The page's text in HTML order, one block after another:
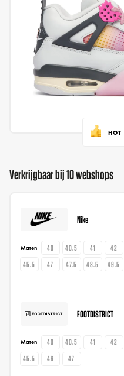
HOT
Verkrijgbaar bij 10 webshops
Nike
Maten 40 40.5 41 42
45.5
47 47.5 48.5 49.5
FOOTDISTRICT
Maten 40 40.5 41 42
45.5
46 47